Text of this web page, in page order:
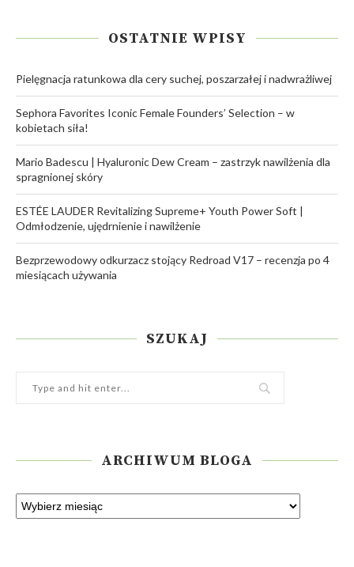
OSTATNIE WPISY
Pielęgnacja ratunkowa dla cery suchej, poszarzałej i nadwrażliwej
Sephora Favorites Iconic Female Founders’ Selection – w
kobietach siła!
Mario Badescu | Hyaluronic Dew Cream – zastrzyk nawilżenia dla
spragnionej skóry
ESTÉE LAUDER Revitalizing Supreme+ Youth Power Soft |
Odmłodzenie, ujędrnienie i nawilżenie
Bezprzewodowy odkurzacz stojący Redroad V17 – recenzja po 4
miesiącach używania
SZUKAJ
ARCHIWUM BLOGA